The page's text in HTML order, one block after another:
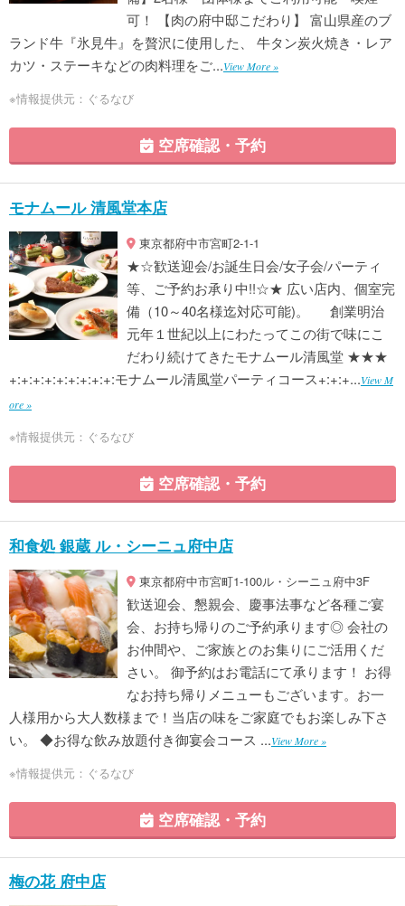
可！ 【肉の府中邸こだわり】 富山県産のブ
ランド牛『氷見牛』を贅沢に使用した、 牛タン炭火焼き・レア
カツ・ステーキなどの肉料理をご...View More »
※情報提供元：ぐるなび
空席確認・予約
モナムール 清風堂本店
東京都府中市宮町2-1-1
★☆歓送迎会/お誕生日会/女子会/パーティ
等、ご予約お承り中!!☆★ 広い店内、個室完
備（10～40名様迄対応可能)。 創業明治
元年１世紀以上にわたってこの街で味にこ
だわり続けてきたモナムール清風堂 ★★★
+:+:+:+:+:+:+:+:+:モナムール清風堂パーティコース+:+:+...View M
ore »
※情報提供元：ぐるなび
空席確認・予約
和食処 銀蔵 ル・シーニュ府中店
東京都府中市宮町1-100ル・シーニュ府中3F
歓送迎会、懇親会、慶事法事など各種ご宴
会、お持ち帰りのご予約承ります◎ 会社の
お仲間や、ご家族とのお集りにご活用くだ
さい。 御予約はお電話にて承ります！ お得
なお持ち帰りメニューもございます。お一
人様用から大人数様まで！当店の味をご家庭でもお楽しみ下さ
い。 ◆お得な飲み放題付き御宴会コース ...View More »
※情報提供元：ぐるなび
空席確認・予約
梅の花 府中店